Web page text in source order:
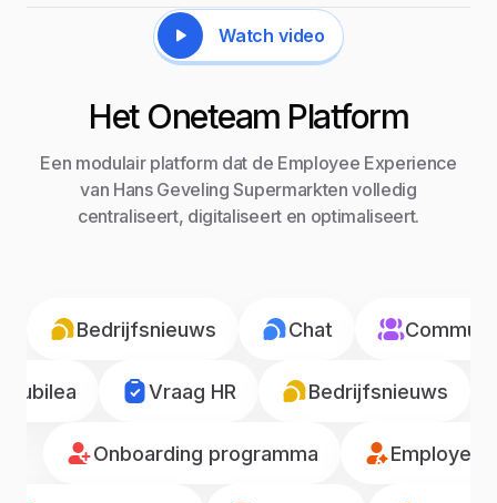
Watch video
Het Oneteam Platform
Een modulair platform dat de Employee Experience
van Hans Geveling Supermarkten volledig
centraliseert, digitaliseert en optimaliseert.
Bedrijfsnieuws Chat
Jubilea Vraag HR Bedrijfsnieuws
Onboarding programma Employee